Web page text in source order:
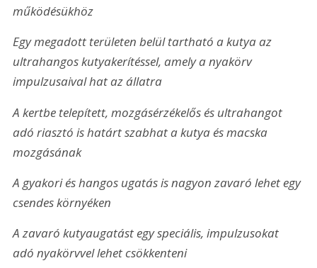
működésükhöz
Egy megadott területen belül tartható a kutya az
ultrahangos kutyakerítéssel, amely a nyakörv
impulzusaival hat az állatra
A kertbe telepített, mozgásérzékelős és ultrahangot
adó riasztó is határt szabhat a kutya és macska
mozgásának
A gyakori és hangos ugatás is nagyon zavaró lehet egy
csendes környéken
A zavaró kutyaugatást egy speciális, impulzusokat
adó nyakörvvel lehet csökkenteni